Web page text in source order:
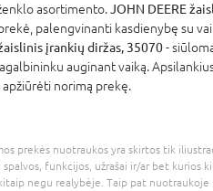
asortimento.JOHN DEERE
palengvinanti kasdienybę su
įrankių diržas, 35070-
auginant vaiką.
norimą prekę.
prekės nuotraukos yra skirtos tik
funkcijos, užrašai ir/ar bet kurios
negu realybėje. Taip pat